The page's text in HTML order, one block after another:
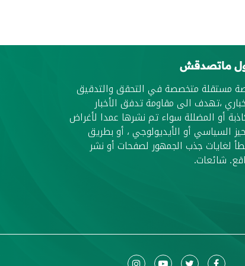
ماتصدقش
مستقلة متخصصة في التحقق والتدقيق
،تهدف الى مقاومة تدفق الأخبار
أو المضللة سواء تم نشرها عمدا لأغراض
السياسي أو الأيديولوجي ، أو بطريق
لغايات جذب الجمهور لصفحات أو نشر
شائعات.